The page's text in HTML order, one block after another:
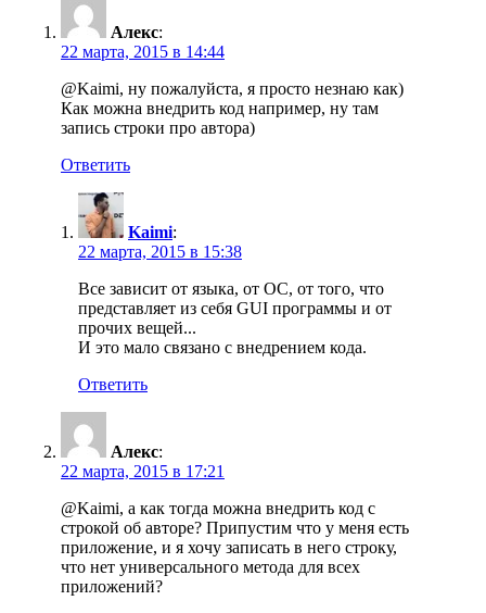
Алекс:
22 марта, 2015 в 14:44
@Kaimi, ну пожалуйста, я просто незнаю как)
Как можна внедрить код например, ну там
запись строки про автора)
Ответить
Kaimi:
22 марта, 2015 в 15:38
Все зависит от языка, от ОС, от того, что
представляет из себя GUI программы и от
прочих вещей...
И это мало связано с внедрением кода.
Ответить
Алекс:
22 марта, 2015 в 17:21
@Kaimi, а как тогда можна внедрить код с
строкой об авторе? Припустим что у меня есть
приложение, и я хочу записать в него строку,
что нет универсального метода для всех
приложений?